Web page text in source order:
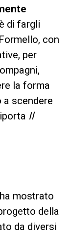
di fargli
con
per
la forma
scendere
Il
mostrato
della
da diversi